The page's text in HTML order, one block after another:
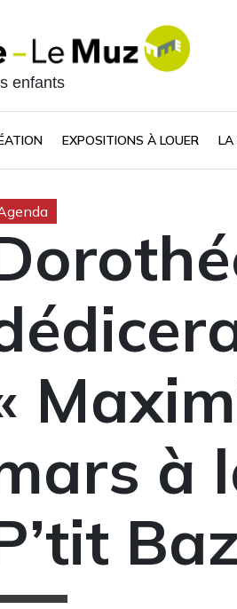
enfants
EXPOSITIONS À LOUER LA
à